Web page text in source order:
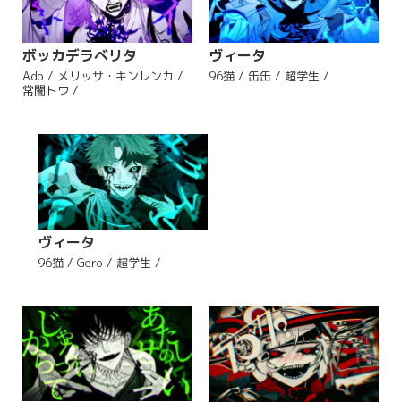
ボッカデラベリタ
Ado / メリッサ・キンレンカ /
常闇トワ /
ヴィータ
96猫 / 缶缶 / 超学生 /
ヴィータ
96猫 / Gero / 超学生 /